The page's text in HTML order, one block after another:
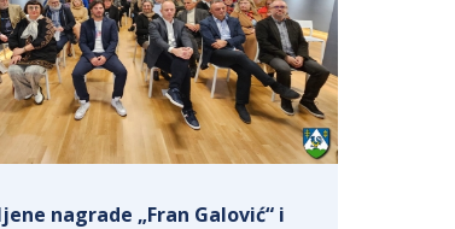
nagrade „Fran Galović“ i